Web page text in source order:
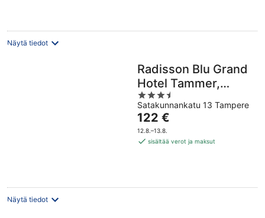
Näytä tiedot
Radisson Blu Grand
Hotel Tammer,
Tampere
3.5
out
of
5
Satakunnankatu 13 Tampere
Hinta
on
122 €
122 €
12.8.–13.8.
sisältää verot ja maksut
Näytä tiedot